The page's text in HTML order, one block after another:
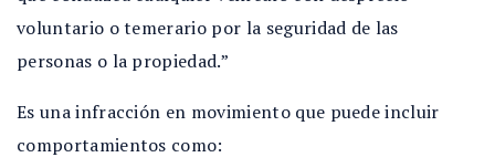
voluntario o temerario por la seguridad de las
personas o la propiedad.”
Es una infracción en movimiento que puede incluir
comportamientos como: